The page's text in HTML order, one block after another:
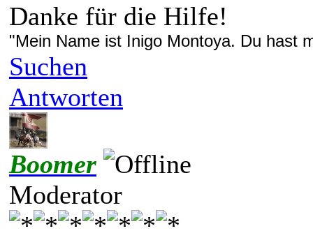
Danke für die Hilfe!
"Mein Name ist Inigo Montoya. Du hast
Suchen
Antworten
Boomer
Moderator